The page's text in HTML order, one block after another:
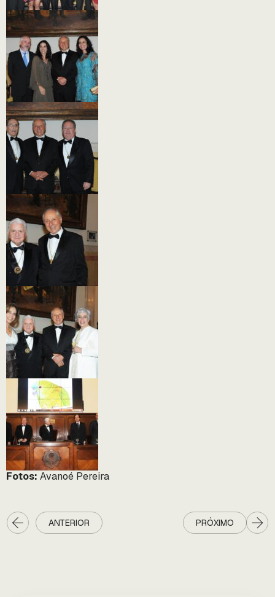
Fotos: Avanoé Pereira
ANTERIOR PRÓXIMO